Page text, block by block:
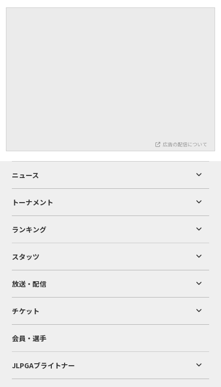
広告の配信について
ニュース
トーナメント
ランキング
スタッツ
放送・配信
チケット
会員・選手
JLPGAブライトナー